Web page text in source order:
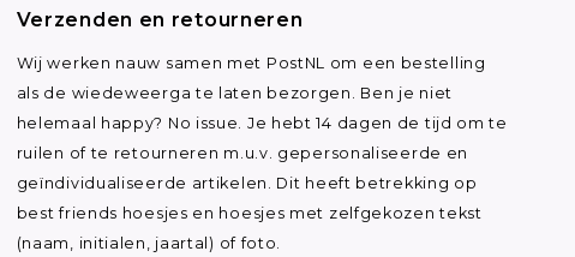
Verzenden en retourneren
Wij werken nauw samen met PostNL om een bestelling
als de wiedeweerga te laten bezorgen. Ben je niet
helemaal happy? No issue. Je hebt 14 dagen de tijd om te
ruilen of te retourneren m.u.v. gepersonaliseerde en
geïndividualiseerde artikelen. Dit heeft betrekking op
best friends hoesjes en hoesjes met zelfgekozen tekst
(naam, initialen, jaartal) of foto.